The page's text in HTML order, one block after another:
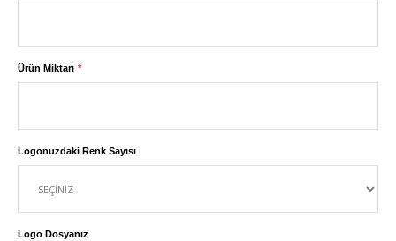
Ürün Miktarı
Logonuzdaki Renk Sayısı
Logo Dosyanız